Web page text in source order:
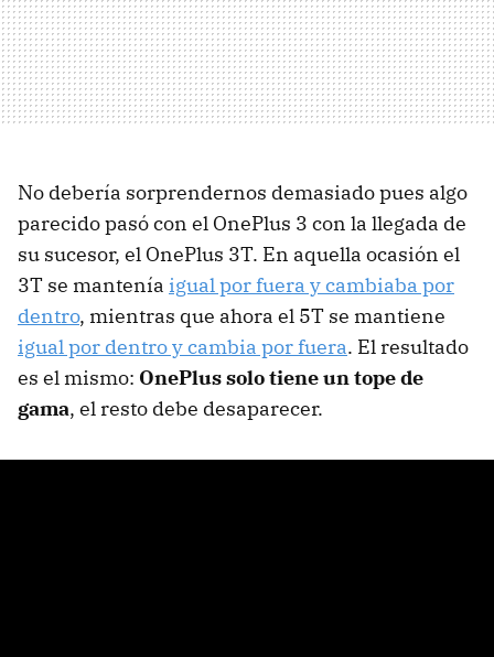
No debería sorprendernos demasiado pues algo
parecido pasó con el OnePlus 3 con la llegada de
su sucesor, el OnePlus 3T. En aquella ocasión el
3T se mantenía igual por fuera y cambiaba por
dentro, mientras que ahora el 5T se mantiene
igual por dentro y cambia por fuera. El resultado
es el mismo: OnePlus solo tiene un tope de
gama, el resto debe desaparecer.